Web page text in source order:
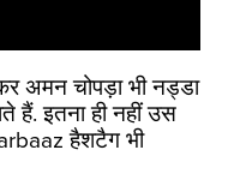
अमन चोपड़ा भी नड्डा
हैं. इतना ही नहीं उस
हैशटैग भी